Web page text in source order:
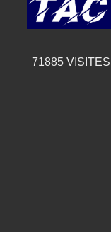
71885VISITES